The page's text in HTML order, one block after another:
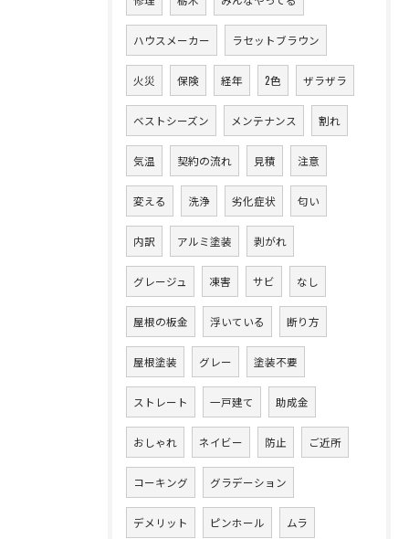
ハウスメーカー ラセットブラウン
火災 保険 経年 2色 ザラザラ
ベストシーズン メンテナンス 割れ
気温 契約の流れ 見積 注意
変える 洗浄 劣化症状 匂い
内訳 アルミ塗装 剥がれ
グレージュ 凍害 サビ なし
屋根の板金 浮いている 断り方
屋根塗装 グレー 塗装不要
ストレート 一戸建て 助成金
おしゃれ ネイビー 防止 ご近所
コーキング グラデーション
デメリット ピンホール ムラ